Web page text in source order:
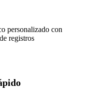
personalizado con
registros